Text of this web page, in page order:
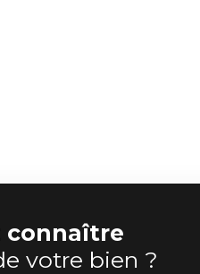
connaître
votre bien ?